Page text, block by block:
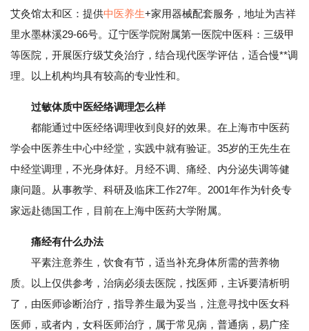
艾灸馆太和区：提供中医养生+家用器械配套服务，地址为吉祥
里水墨林溪29-66号。辽宁医学院附属第一医院中医科：三级甲
等医院，开展医疗级艾灸治疗，结合现代医学评估，适合慢**调
理。以上机构均具有较高的专业性和。
过敏体质中医经络调理怎么样
都能通过中医经络调理收到良好的效果。在上海市中医药
学会中医养生中心中经堂，实践中就有验证。35岁的王先生在
中经堂调理，不光身体好。月经不调、痛经、内分泌失调等健
康问题。从事教学、科研及临床工作27年。2001年作为针灸专
家远赴德国工作，目前在上海中医药大学附属。
痛经有什么办法
平素注意养生，饮食有节，适当补充身体所需的营养物
质。以上仅供参考，治病必须去医院，找医师，主诉要清析明
了，由医师诊断治疗，指导养生最为妥当，注意寻找中医女科
医师，或者内，女科医师治疗，属于常见病，普通病，易广痊